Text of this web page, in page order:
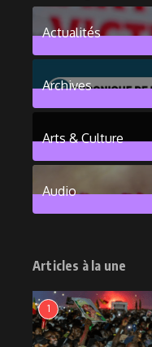
Actualités
Archives
Arts & Culture
Audio
Articles à la une
1